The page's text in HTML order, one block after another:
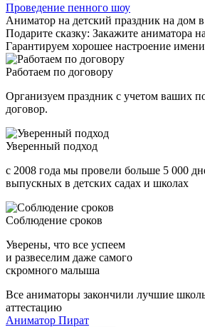
Проведение пенного шоу
Аниматор на детский праздник на дом
Подарите сказку: Закажите аниматора
Гарантируем хорошее настроение
Работаем по договору
Организуем праздник с учетом ваших
договор.
Уверенный подход
с 2008 года мы провели больше 5 000
выпускных в детских садах и школах
Соблюдение сроков
Уверены, что все успеем
и развеселим даже самого
скромного малыша
Все аниматоры закончили лучшие
аттестацию
Аниматор Пират